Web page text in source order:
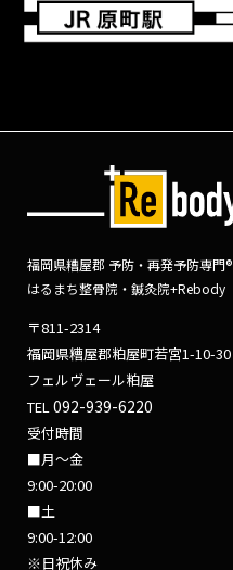
福岡県糟屋郡 予防・再発予防専門®
はるまち整骨院・鍼灸院+Rebody
〒811-2314
福岡県糟屋郡粕屋町若宮1-10-30
フェルヴェール粕屋
TEL 092-939-6220
受付時間
■月～金
9:00-20:00
■土
9:00-12:00
※日祝休み